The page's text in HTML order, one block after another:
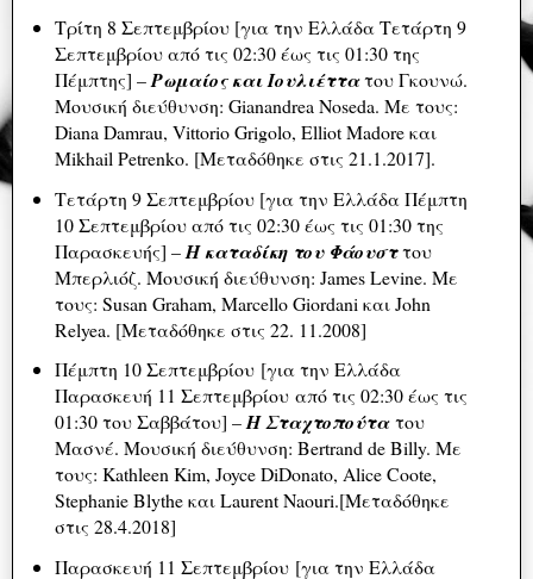
Τρίτη 8 Σεπτεμβρίου [για την Ελλάδα Τετάρτη 9
Σεπτεμβρίου από τις 02:30 έως τις 01:30 της
Πέμπτης] –Ρωμαίος και Ιουλιέττατου Γκουνώ.
Μουσική διεύθυνση: Gianandrea Noseda. Με τους:
Diana Damrau, Vittorio Grigolo, Elliot Madore και
Mikhail Petrenko. [Μεταδόθηκε στις 21.1.2017].
Τετάρτη 9 Σεπτεμβρίου [για την Ελλάδα Πέμπτη
10 Σεπτεμβρίου από τις 02:30 έως τις 01:30 της
Παρασκευής] –Η καταδίκη του Φάουσττου
Μπερλιόζ. Μουσική διεύθυνση: James Levine. Με
τους: Susan Graham, Marcello Giordani και John
Relyea. [Μεταδόθηκε στις 22. 11.2008]
Πέμπτη 10 Σεπτεμβρίου [για την Ελλάδα
Παρασκευή 11 Σεπτεμβρίου από τις 02:30 έως τις
01:30 του Σαββάτου] –Η Σταχτοπούτα του
Μασνέ. Μουσική διεύθυνση: Bertrand de Billy. Με
τους: Kathleen Kim, Joyce DiDonato, Alice Coote,
Stephanie Blythe και Laurent Naouri.[Μεταδόθηκε
στις 28.4.2018]
Παρασκευή 11 Σεπτεμβρίου [για την Ελλάδα